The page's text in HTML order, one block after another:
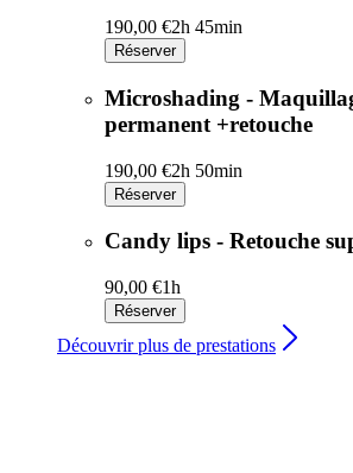
190,00 €2h 45min
Réserver
Microshading -
permanent +retouche
190,00 €2h 50min
Réserver
Candy lips - Retouche
90,00 €1h
Réserver
Découvrir plus de prestations